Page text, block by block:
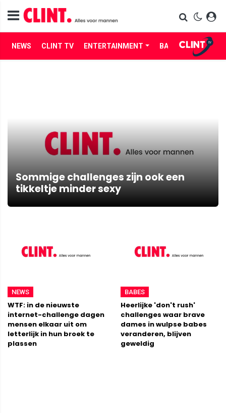
NEWS CLINT TV ENTERTAINMENT BABES LIFE
Sommige challenges zijn ook een
tikkeltje minder sexy
NEWS
WTF: in de nieuwste
internet-challenge dagen
mensen elkaar uit om
letterlijk in hun broek te
plassen
BABES
Heerlijke 'don't rush'
challenges waar brave
dames in wulpse babes
veranderen, blijven
geweldig